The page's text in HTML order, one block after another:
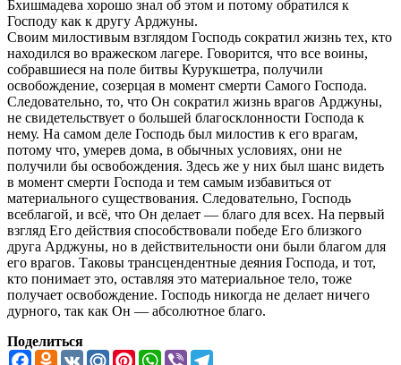
Бхишмадева хорошо знал об этом и потому обратился к
Господу как к другу Арджуны.
Своим милостивым взглядом Господь сократил жизнь тех, кто
находился во вражеском лагере. Говорится, что все воины,
собравшиеся на поле битвы Курукшетра, получили
освобождение, созерцая в момент смерти Самого Господа.
Следовательно, то, что Он сократил жизнь врагов Арджуны,
не свидетельствует о большей благосклонности Господа к
нему. На самом деле Господь был милостив к его врагам,
потому что, умерев дома, в обычных условиях, они не
получили бы освобождения. Здесь же у них был шанс видеть
в момент смерти Господа и тем самым избавиться от
материального существования. Следовательно, Господь
всеблагой, и всё, что Он делает — благо для всех. На первый
взгляд Его действия способствовали победе Его близкого
друга Арджуны, но в действительности они были благом для
его врагов. Таковы трансцендентные деяния Господа, и тот,
кто понимает это, оставляя это материальное тело, тоже
получает освобождение. Господь никогда не делает ничего
дурного, так как Он — абсолютное благо.
Поделиться
FacebookOdnoklassniki
VK Mail.RuPinterestWhatsApp
Viber